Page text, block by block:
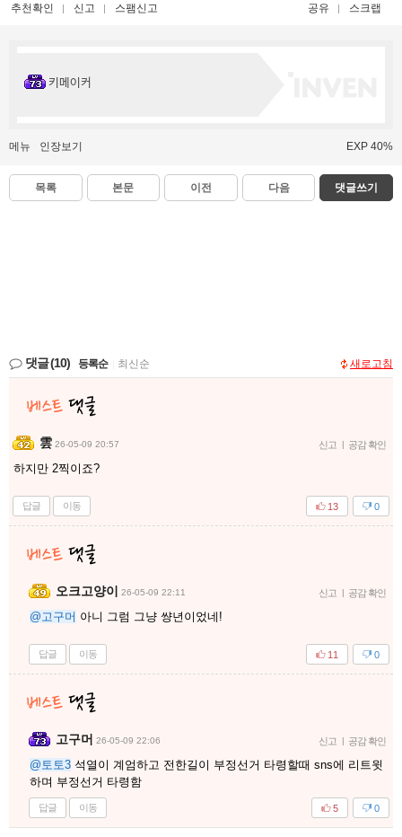
추천확인 신고 스팸신고 공유 스크랩
키메이커
메뉴 인장보기 EXP 40%
목록 본문 이전 다음 댓글쓰기
댓글(10) 등록순 최신순 새로고침
雲 26-05-09 20:57 신고 | 공감 확인
하지만 2찍이죠?
답글 이동 0
13
오크고양이 26-05-09 22:11 신고 | 공감 확인
@고구머 아니 그럼 그냥 썅년이었네!
답글 이동 0
11
고구머 26-05-09 22:06 신고 | 공감 확인
@토토3 석열이 계엄하고 전한길이 부정선거 타령할때 sns에 리트윗
하며 부정선거 타령함
답글 이동 0
5